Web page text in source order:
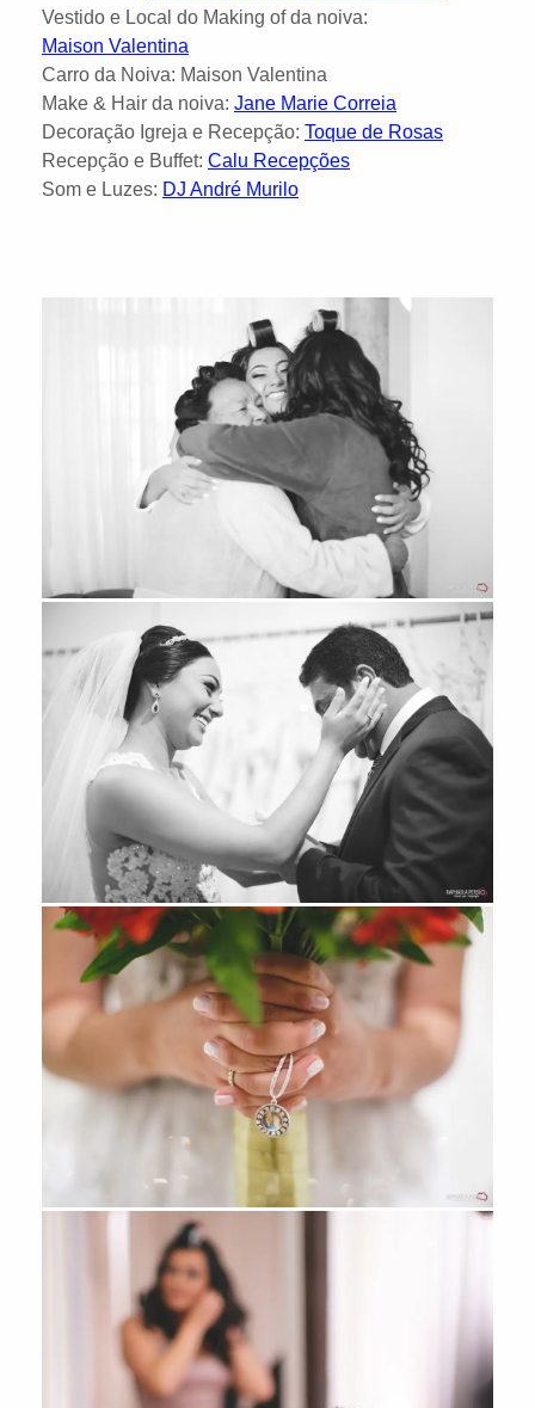
Vestido e Local do Making of da noiva:
Maison Valentina
Carro da Noiva: Maison Valentina
Make & Hair da noiva: Jane Marie Correia
Decoração Igreja e Recepção: Toque de Rosas
Recepção e Buffet: Calu Recepções
Som e Luzes: DJ André Murilo